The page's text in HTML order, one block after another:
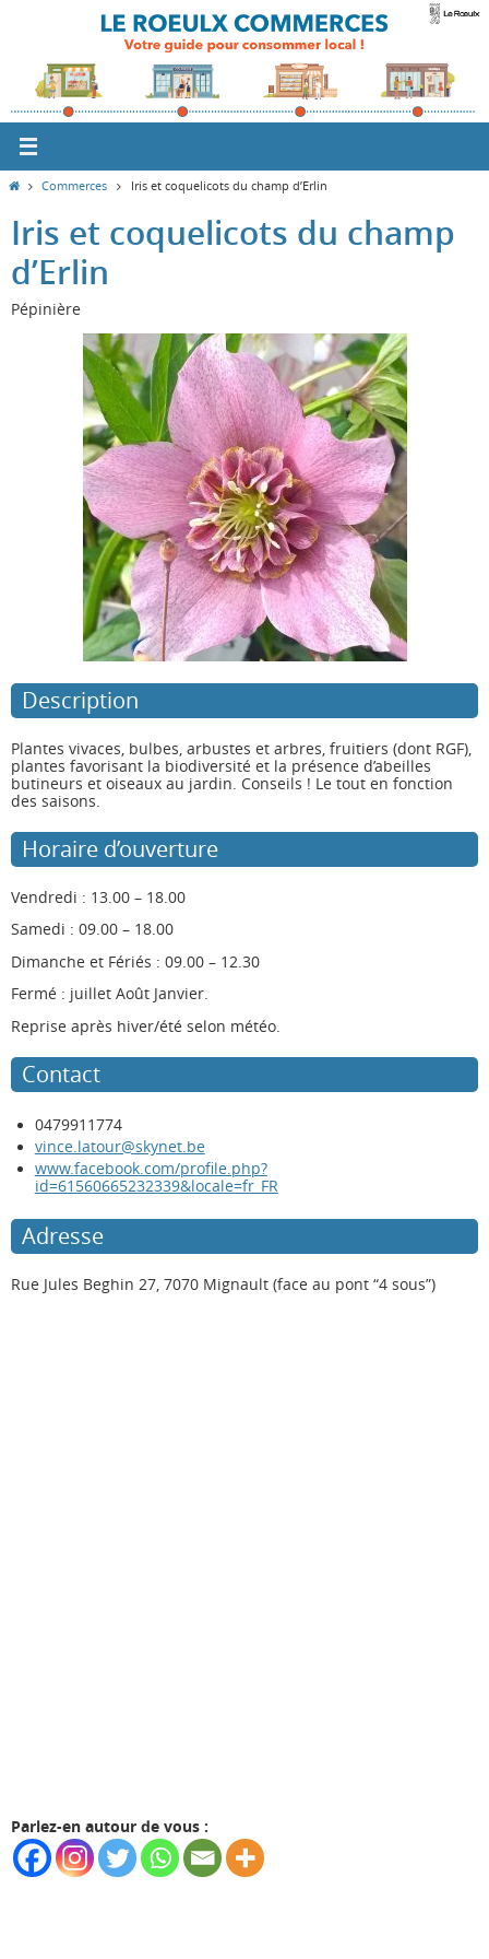
contenu
HomeCommerces Iris et coquelicots du champ d’Erlin
Iris et coquelicots du champ
d’Erlin
Pépinière
Description
Plantes vivaces, bulbes, arbustes et arbres, fruitiers (dont RGF),
plantes favorisant la biodiversité et la présence d’abeilles
butineurs et oiseaux au jardin. Conseils ! Le tout en fonction
des saisons.
Horaire d’ouverture
Vendredi : 13.00 – 18.00
Samedi : 09.00 – 18.00
Dimanche et Fériés : 09.00 – 12.30
Fermé : juillet Août Janvier.
Reprise après hiver/été selon météo.
Contact
0479911774
vince.latour@skynet.be
www.facebook.com/profile.php?
id=61560665232339&locale=fr_FR
Adresse
Rue Jules Beghin 27, 7070 Mignault (face au pont “4 sous”)
Parlez-en autour de vous :